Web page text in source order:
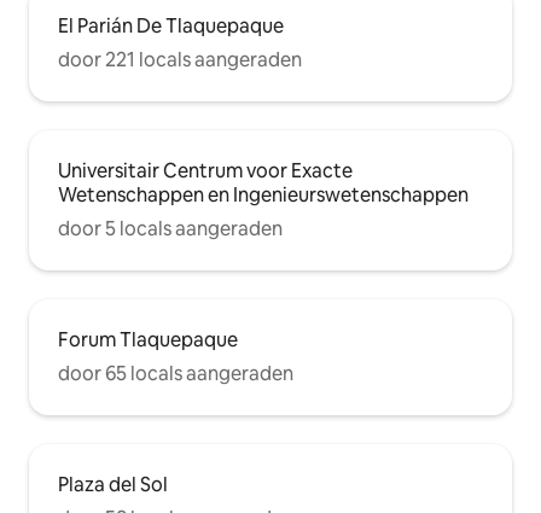
El Parián De Tlaquepaque
door 221 locals aangeraden
Universitair Centrum voor Exacte
Wetenschappen en Ingenieurswetenschappen
door 5 locals aangeraden
Forum Tlaquepaque
door 65 locals aangeraden
Plaza del Sol